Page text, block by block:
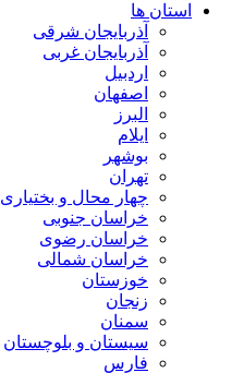
استان ها
آذربایجان شرقی
آذربایجان غربی
اردبیل
اصفهان
البرز
ایلام
بوشهر
تهران
چهار محال و بختیاری
خراسان جنوبی
خراسان رضوی
خراسان شمالی
خوزستان
زنجان
سمنان
سیستان و بلوچستان
فارس